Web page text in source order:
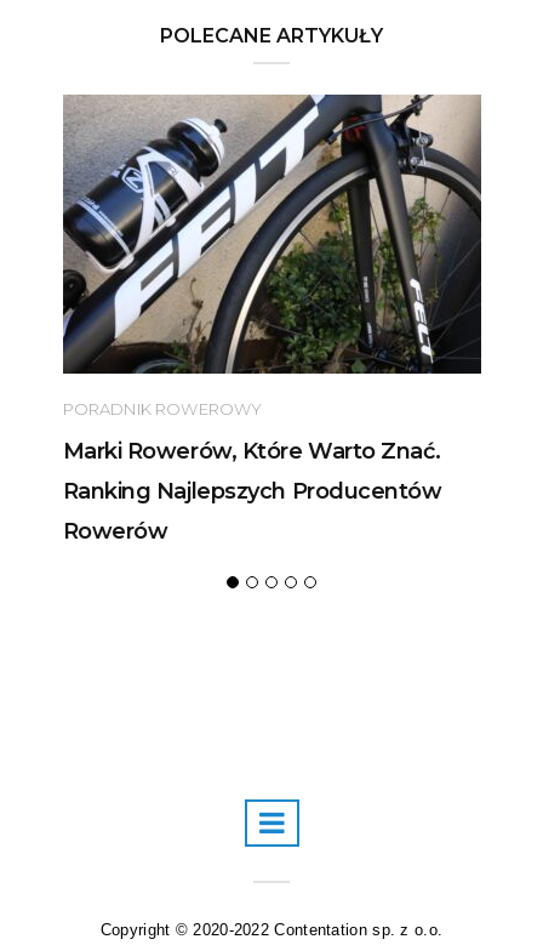
POLECANE ARTYKUŁY
PORADNIK ROWEROWY
Marki Rowerów, Które Warto Znać.
Ranking Najlepszych Producentów
Rowerów
Copyright © 2020-2022 Contentation sp. z o.o.